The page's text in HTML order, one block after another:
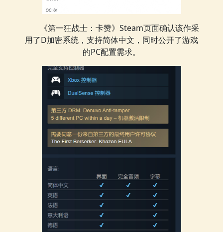
《第一狂战士：卡赞》Steam页面确认该作采
用了D加密系统，支持简体中文，同时公开了游戏
的PC配置需求。